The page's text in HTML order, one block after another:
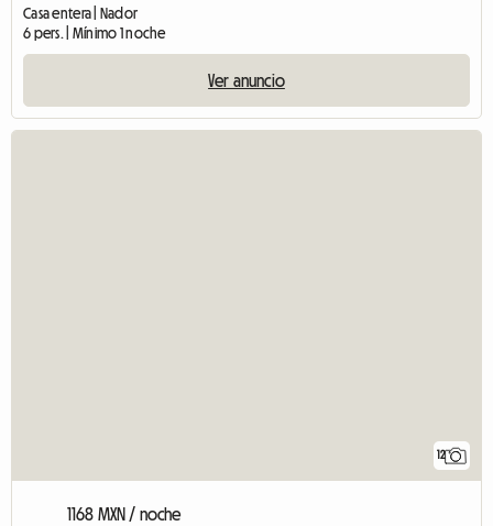
Casa entera | Nador
6 pers. | Mínimo 1 noche
Ver anuncio
12
1168 MXN / noche